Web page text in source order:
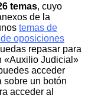
temas, cuyo
de la
temas de
oposiciones
repasar para
«Auxilio Judicial»
acceder
sobre un botón
acceder al